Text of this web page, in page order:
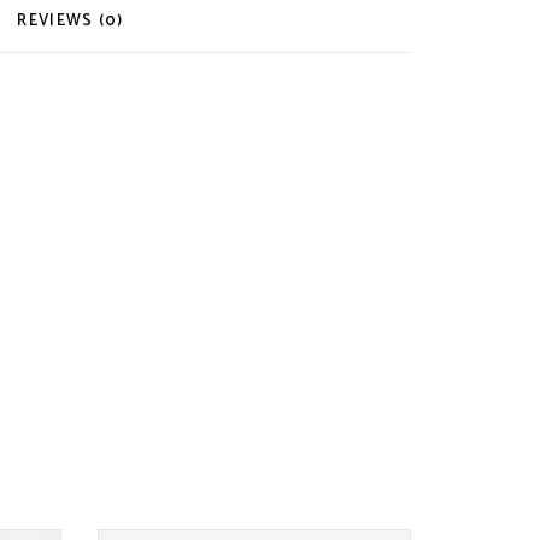
REVIEWS (0)